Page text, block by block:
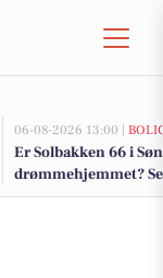
06-08-2026 13:00 |
Er Solbakken 66 i
drømmehjemmet?
salg nu for op til